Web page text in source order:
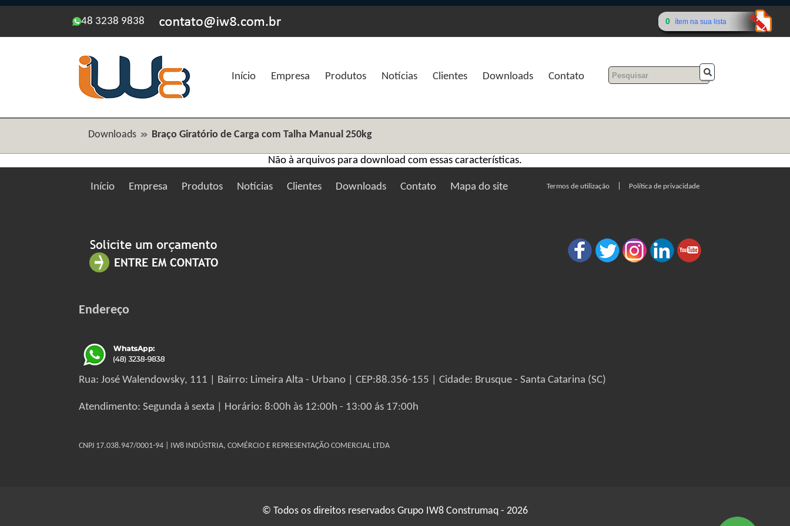
48 3238 9838 0 ítem na sua lista
Início Empresa Produtos Notícias Clientes Downloads Contato
Downloads Braço Giratório de Carga com Talha Manual 250kg
Não à arquivos para download com essas características.
Início Empresa Produtos Notícias Clientes Downloads Contato Mapa do site Termos de utilização Política de privacidade
Endereço
Rua: José Walendowsky, 111 | Bairro: Limeira Alta - Urbano | CEP:88.356-155 | Cidade: Brusque - Santa Catarina (SC)
Atendimento: Segunda à sexta | Horário: 8:00h às 12:00h - 13:00 ás 17:00h
CNPJ 17.038.947/0001-94 | IW8 INDÚSTRIA, COMÉRCIO E REPRESENTAÇÃO COMERCIAL LTDA
© Todos os direitos reservados Grupo IW8 Construmaq - 2026